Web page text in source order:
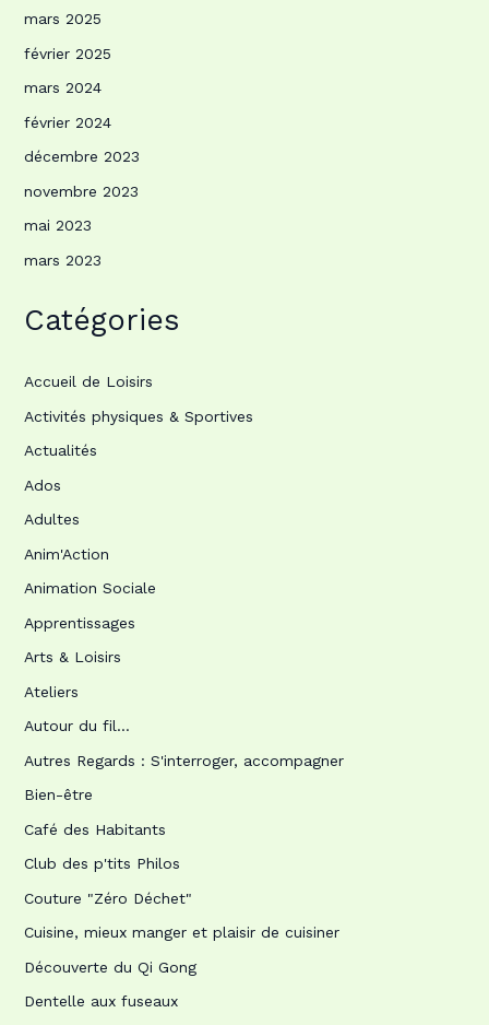
mars 2025
février 2025
mars 2024
février 2024
décembre 2023
novembre 2023
mai 2023
mars 2023
Catégories
Accueil de Loisirs
Activités physiques & Sportives
Actualités
Ados
Adultes
Anim'Action
Animation Sociale
Apprentissages
Arts & Loisirs
Ateliers
Autour du fil…
Autres Regards : S'interroger, accompagner
Bien-être
Café des Habitants
Club des p'tits Philos
Couture "Zéro Déchet"
Cuisine, mieux manger et plaisir de cuisiner
Découverte du Qi Gong
Dentelle aux fuseaux